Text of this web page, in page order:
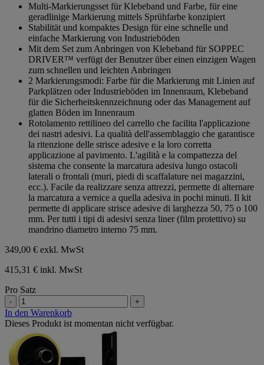
Sternen.
Multi-Markierungsset für Klebeband und Farbe, für eine
geradlinige Markierung mittels Sprühfarbe konzipiert
Stabilität und kompaktes Design für eine schnelle und
einfache Markierung von Industrieböden
Mit dem Set zum Anbringen von Klebeband für SOPPEC
DRIVER™ verfügt der Benutzer über einen einzigen Wagen
zum schnellen und leichten Anbringen
2 Markierungsmodi: Farbe für die Markierung mit Linien auf
Parkplätzen oder Industrieböden im Innenraum, Klebeband
für die Sicherheitskennzeichnung oder das Management auf
glatten Böden im Innenraum
Rotolamento rettilineo del carrello che facilita l'applicazione
dei nastri adesivi. La qualità dell'assemblaggio che garantisce
la ritenzione delle strisce adesive e la loro corretta
applicazione al pavimento. L'agilità e la compattezza del
sistema che consente la marcatura adesiva lungo ostacoli
laterali o frontali (muri, piedi di scaffalature nei magazzini,
ecc.). Facile da realizzare senza attrezzi, permette di alternare
la marcatura a vernice a quella adesiva in pochi minuti. Il kit
permette di applicare strisce adesive di larghezza 50, 75 o 100
mm. Per tutti i tipi di adesivi senza liner (film protettivo) su
mandrino diametro interno 75 mm.
349,00 € exkl. MwSt
415,31 € inkl. MwSt
Pro Satz
- +
In den Warenkorb
Dieses Produkt ist momentan nicht verfügbar.